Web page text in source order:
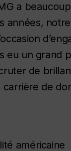
a
un grand
de
de
américaine